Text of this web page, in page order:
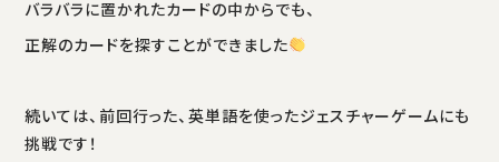
バラバラに置かれたカードの中からでも、
正解のカードを探すことができました
続いては、前回行った、英単語を使ったジェスチャーゲームにも
挑戦です！